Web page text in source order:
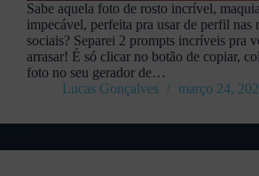
Sabe aquela foto de rosto incrível,
impecável, perfeita pra usar de perfil nas
sociais? Separei 2 prompts incríveis pra
arrasar! É só clicar no botão de copiar,
foto no seu gerador de…
Lucas Gonçalves
março 24,